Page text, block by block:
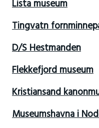
Lista museum
Tingvatn
D/S Hestmanden
Flekkefjord museum
Kristiansand
Museumshavna i